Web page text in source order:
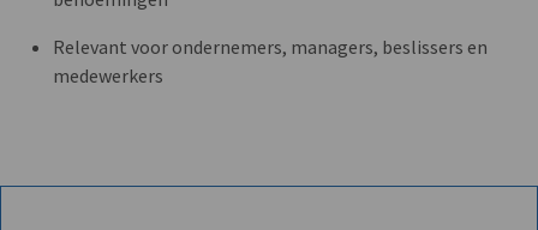
Relevant voor ondernemers, managers, beslissers en
medewerkers